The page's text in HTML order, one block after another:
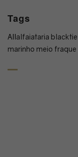
Tags
All alfaiataria blacktie
marinho meio fraque